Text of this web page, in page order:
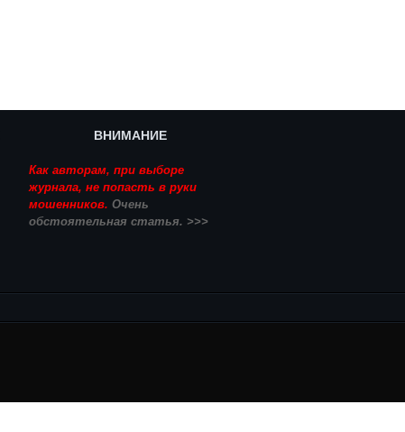
ВНИМАНИЕ
Как авторам, при выборе
журнала, не попасть в руки
мошенников. Очень
обстоятельная статья. >>>